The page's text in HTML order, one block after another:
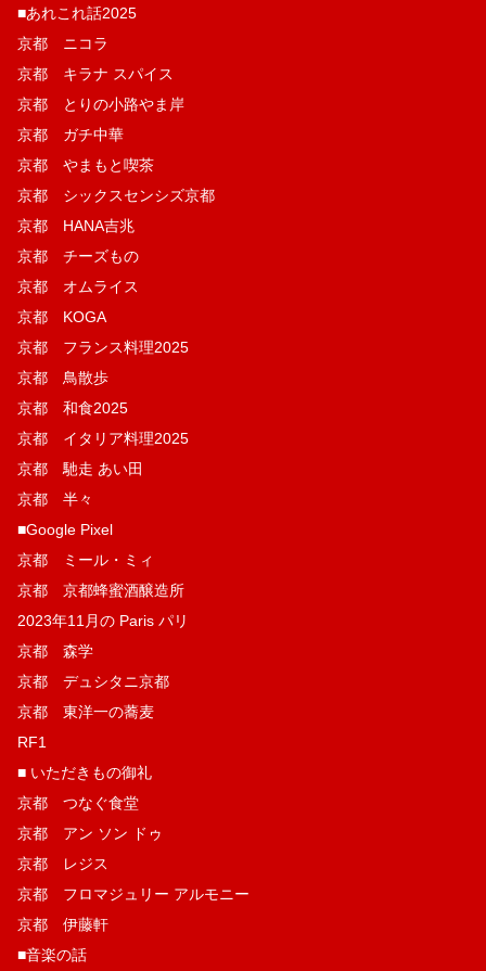
■あれこれ話2025
京都 ニコラ
京都 キラナ スパイス
京都 とりの小路やま岸
京都 ガチ中華
京都 やまもと喫茶
京都 シックスセンシズ京都
京都 HANA吉兆
京都 チーズもの
京都 オムライス
京都 KOGA
京都 フランス料理2025
京都 鳥散歩
京都 和食2025
京都 イタリア料理2025
京都 馳走 あい田
京都 半々
■Google Pixel
京都 ミール・ミィ
京都 京都蜂蜜酒醸造所
2023年11月の Paris パリ
京都 森学
京都 デュシタニ京都
京都 東洋一の蕎麦
RF1
■ いただきもの御礼
京都 つなぐ食堂
京都 アン ソン ドゥ
京都 レジス
京都 フロマジュリー アルモニー
京都 伊藤軒
■音楽の話